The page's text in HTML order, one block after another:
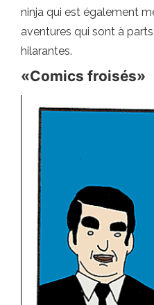
ninja qui est également
aventures qui sont à
hilarantes.
«Comics froisés»